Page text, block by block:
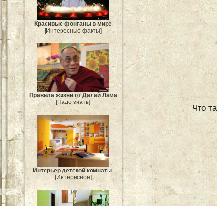
Красивые фонтаны в мире
[Интересные факты]
Правила жизни от Далай Лама
[Надо знать]
Интерьер детской комнаты.
[Интересное]
Что